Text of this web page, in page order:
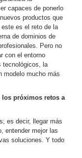
capaces de ponerlo
productos que
es el reto de la
de dominios de
Pero no
con el entorno
tecnológicos, la
modelo mucho más
los próximos retos a
es decir, llegar más
entender mejor las
soluciones. Y todo